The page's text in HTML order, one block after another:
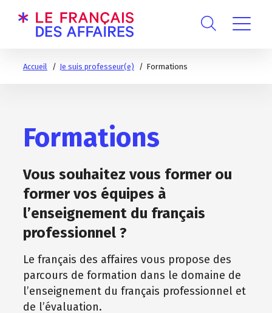
Accueil Je suis professeur(e) Formations
Formations
Vous souhaitez vous former ou
former vos équipes à
l’enseignement du français
professionnel ?
Le français des affaires vous propose des
parcours de formation dans le domaine de
l’enseignement du français professionnel et
de l’évaluation.